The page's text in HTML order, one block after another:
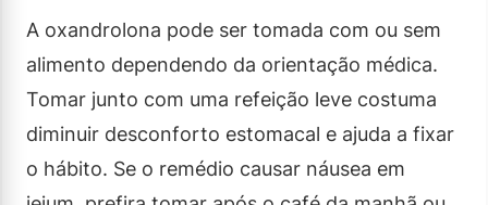
A oxandrolona pode ser tomada com ou sem
alimento dependendo da orientação médica.
Tomar junto com uma refeição leve costuma
diminuir desconforto estomacal e ajuda a fixar
o hábito. Se o remédio causar náusea em